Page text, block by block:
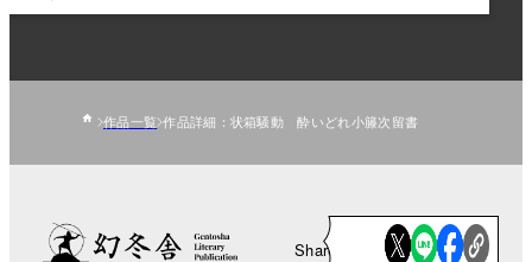
作品一覧 作品詳細：状箱騒動 酔いどれ小籐次留書
Share